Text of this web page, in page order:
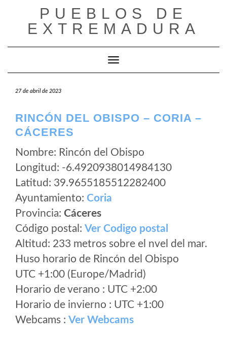
contenido
PUEBLOS DE
EXTREMADURA
Cambiar modo de navegación
27 de abril de 2023
RINCÓN DEL OBISPO – CORIA –
CÁCERES
Nombre: Rincón del Obispo
Longitud: -6.4920938014984130
Latitud: 39.9655185512282400
Ayuntamiento: Coria
Provincia: Cáceres
Código postal: Ver Codigo postal
Altitud: 233 metros sobre el nvel del mar.
Huso horario de Rincón del Obispo
UTC +1:00 (Europe/Madrid)
Horario de verano : UTC +2:00
Horario de invierno : UTC +1:00
Webcams : Ver Webcams